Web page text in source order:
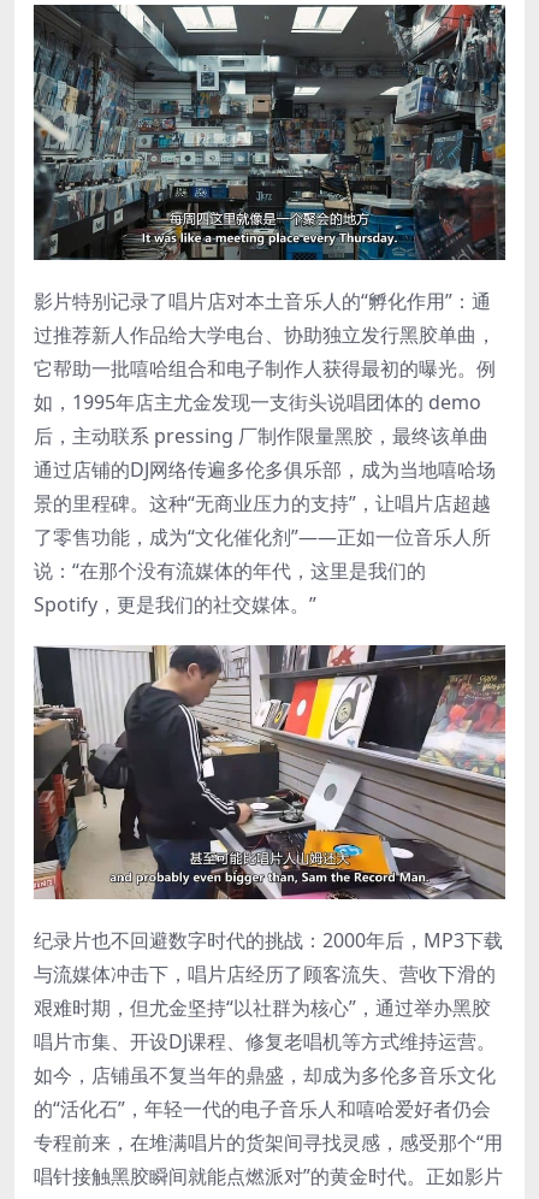
影片特别记录了唱片店对本土音乐人的“孵化作用”：通
过推荐新人作品给大学电台、协助独立发行黑胶单曲，
它帮助一批嘻哈组合和电子制作人获得最初的曝光。例
如，1995年店主尤金发现一支街头说唱团体的 demo
后，主动联系 pressing 厂制作限量黑胶，最终该单曲
通过店铺的DJ网络传遍多伦多俱乐部，成为当地嘻哈场
景的里程碑。这种“无商业压力的支持”，让唱片店超越
了零售功能，成为“文化催化剂”——正如一位音乐人所
说：“在那个没有流媒体的年代，这里是我们的
Spotify，更是我们的社交媒体。”
纪录片也不回避数字时代的挑战：2000年后，MP3下载
与流媒体冲击下，唱片店经历了顾客流失、营收下滑的
艰难时期，但尤金坚持“以社群为核心”，通过举办黑胶
唱片市集、开设DJ课程、修复老唱机等方式维持运营。
如今，店铺虽不复当年的鼎盛，却成为多伦多音乐文化
的“活化石”，年轻一代的电子音乐人和嘻哈爱好者仍会
专程前来，在堆满唱片的货架间寻找灵感，感受那个“用
唱针接触黑胶瞬间就能点燃派对”的黄金时代。正如影片